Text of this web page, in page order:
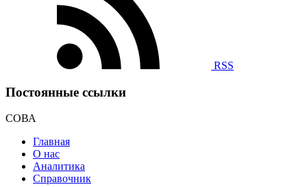
RSS
Постоянные ссылки
СОВА
Главная
О нас
Аналитика
Справочник